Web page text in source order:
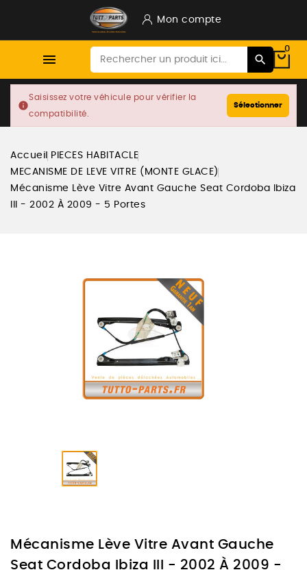
Mon compte

0
info
Saisissez votre véhicule pour vérifier la
compatibilité.
Sélectionner
Accueil
PIECES HABITACLE
MECANISME DE LEVE VITRE (MONTE GLACE)
Mécanisme Lève Vitre Avant Gauche Seat Cordoba Ibiza
III - 2002 À 2009 - 5 Portes
Mécanisme Lève Vitre Avant Gauche
Seat Cordoba Ibiza III - 2002 À 2009 -